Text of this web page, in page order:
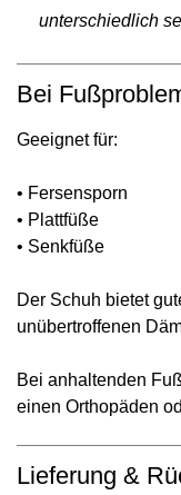
unterschiedlich
Bei
Geeignet für:
• Fersensporn
• Plattfüße
• Senkfüße
Der Schuh bietet
unübertroffenen
Bei anhaltenden
einen Orthopäden
Lieferung &